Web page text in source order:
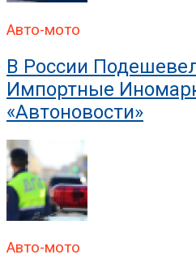
Авто-мото
В России
Импортные
«Автоновости»
Авто-мото